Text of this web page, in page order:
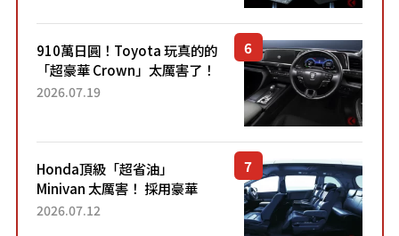
910萬日圓！Toyota 玩真的的
「超豪華 Crown」太厲害了！
採用由「匠人技藝」打造的
2026.07.19
Honda頂級「超省油」
Minivan 太厲害！ 採用豪華
「真皮座椅」與專屬「黑色內
2026.07.12